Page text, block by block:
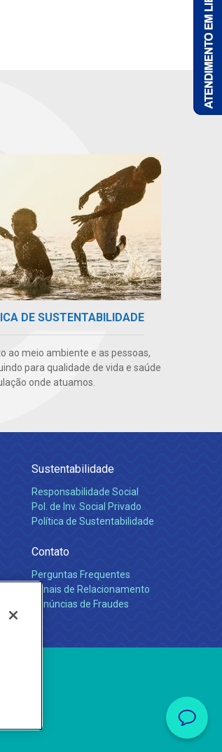
DE SUSTENTABILIDADE
ao meio ambiente e as pessoas,
para qualidade de vida e saúde
onde atuamos.
Sustentabilidade
Responsabilidade Social
Pol. de Inv. Social Privado
Política de Sustentabilidade
Contato
Perguntas Frequentes
Canais de Relacionamento
Denúncias de Fraudes